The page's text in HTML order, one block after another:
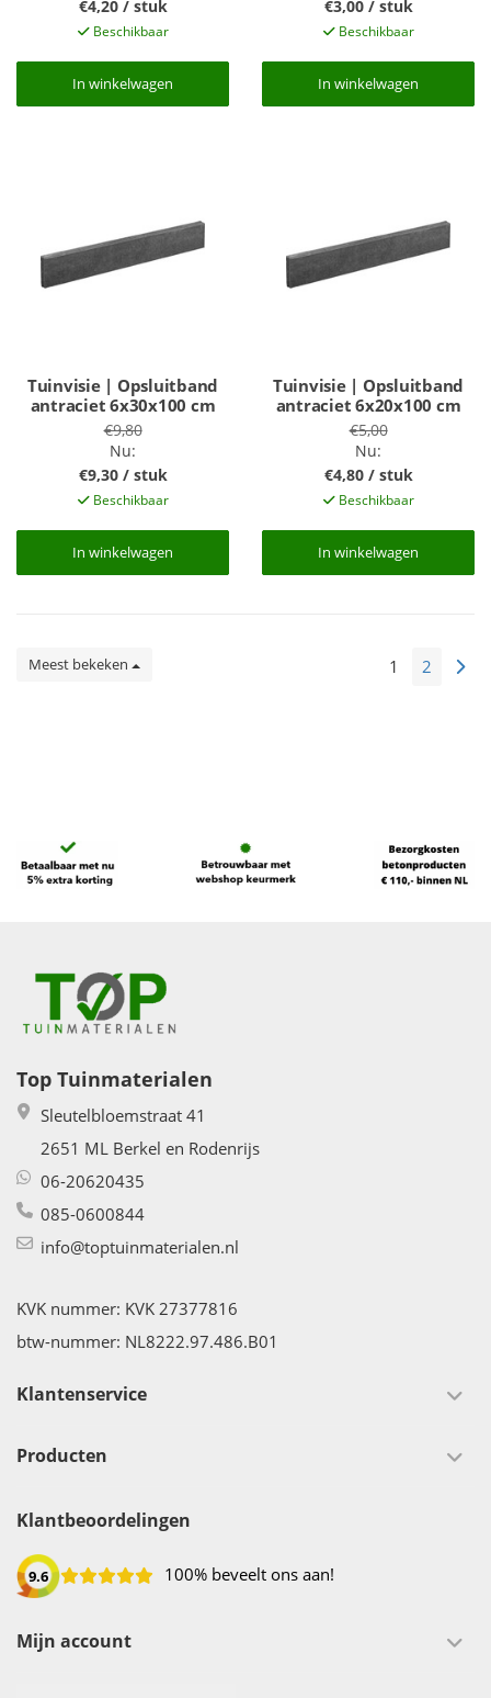
€4,20 / stuk
Beschikbaar
In winkelwagen
In winkelwagen
€3,00 / stuk
Beschikbaar
In winkelwagen
In winkelwagen
Tuinvisie | Opsluitband
antraciet 6x30x100 cm
€9,80
Nu:
€9,30 / stuk
Beschikbaar
In winkelwagen
In winkelwagen
Tuinvisie | Opsluitband
antraciet 6x20x100 cm
€5,00
Nu:
€4,80 / stuk
Beschikbaar
In winkelwagen
In winkelwagen
Meest bekeken 1 2
Top Tuinmaterialen
Sleutelbloemstraat 41
2651 ML Berkel en Rodenrijs
06-20620435
085-0600844
info@toptuinmaterialen.nl
KVK nummer: KVK 27377816
btw-nummer: NL8222.97.486.B01
Klantenservice
Producten
Klantbeoordelingen
9.6 100% beveelt ons aan!
Mijn account